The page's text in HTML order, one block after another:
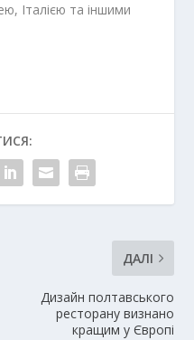
Італією та іншими
ДАЛІ
Дизайн полтавського
ресторану визнано
кращим у Європі